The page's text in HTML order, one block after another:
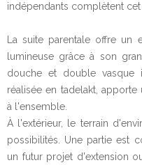
indépendants complètent cet
La suite parentale offre un
lumineuse grâce à son
douche et double vasque
réalisée en tadelakt,
à l'ensemble.
À l'extérieur, le terrain
possibilités. Une partie est
un futur projet d'extension